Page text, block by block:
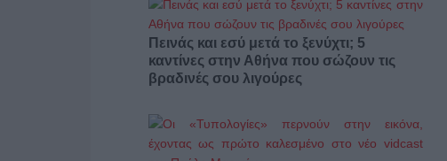
Πεινάς και εσύ μετά το ξενύχτι; 5
καντίνες στην Αθήνα που σώζουν τις
βραδινές σου λιγούρες